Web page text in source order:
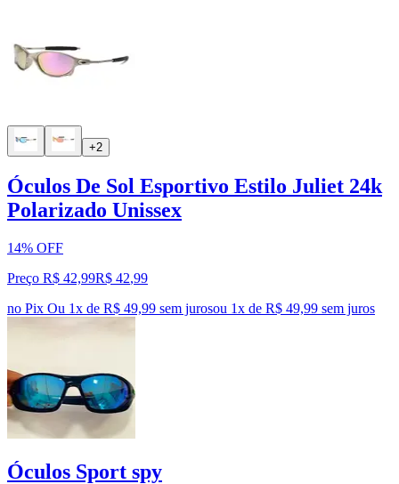
+2
Óculos De Sol Esportivo Estilo Juliet 24k
Polarizado Unissex
14% OFF
Preço R$ 42,99R$ 42,99
no Pix Ou 1x de R$ 49,99 sem jurosou 1x de R$ 49,99 sem juros
Óculos Sport spy